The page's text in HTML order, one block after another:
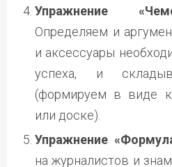
Упражнение
Определяем и
и аксессуары
успеха, и
(формируем в виде
или доске).
Упражнение
на журналистов и